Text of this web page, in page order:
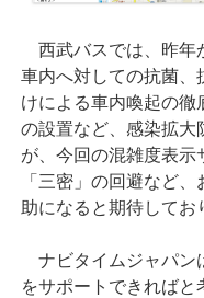
西武バスでは、昨年
車内へ対しての抗菌、
けによる車内喚起の
の設置など、感染拡大
が、今回の混雑度表示
「三密」の回避など
助になると期待してお
ナビタイムジャパン
をサポートできれば